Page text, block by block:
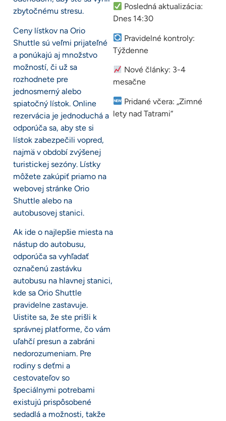
zbytočnému stresu.
Ceny lístkov na Orio
Shuttle sú veľmi prijateľné
a ponúkajú aj množstvo
možností, či už sa
rozhodnete pre
jednosmerný alebo
spiatočný lístok. Online
rezervácia je jednoduchá a
odporúča sa, aby ste si
lístok zabezpečili vopred,
najmä v období zvýšenej
turistickej sezóny. Lístky
môžete zakúpiť priamo na
webovej stránke Orio
Shuttle alebo na
autobusovej stanici.
Ak ide o najlepšie miesta na
nástup do autobusu,
odporúča sa vyhľadať
označenú zastávku
autobusu na hlavnej stanici,
kde sa Orio Shuttle
pravidelne zastavuje.
Uistite sa, že ste prišli k
správnej platforme, čo vám
uľahčí presun a zabráni
nedorozumeniam. Pre
rodiny s deťmi a
cestovateľov so
špeciálnymi potrebami
existujú prispôsobené
sedadlá a možnosti, takže
Posledná aktualizácia:
Dnes 14:30
Pravidelné kontroly:
Týždenne
Nové články: 3-4
mesačne
Pridané včera: „Zimné
lety nad Tatrami“